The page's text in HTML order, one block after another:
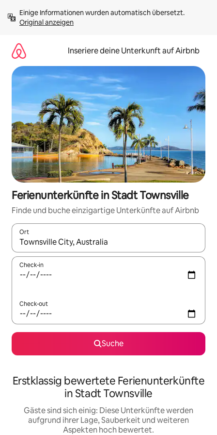
Inhalten
springenOriginal anzeigen
Inseriere deine Unterkunft auf Airbnb
Ferienunterkünfte in Stadt Townsville
Finde und buche einzigartige Unterkünfte auf Airbnb
Ort
Wenn Ergebnisse verfügbar sind, navigiere mit den
Check-in
Check-out
Suche
Erstklassig bewertete Ferienunterkünfte
in Stadt Townsville
Gäste sind sich einig: Diese Unterkünfte werden
aufgrund ihrer Lage, Sauberkeit und weiteren
Aspekten hoch bewertet.